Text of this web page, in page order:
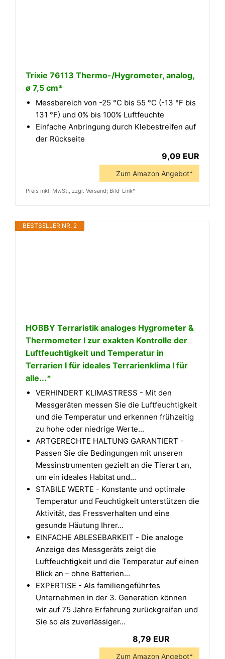
Trixie 76113 Thermo-/Hygrometer, analog,
ø 7,5 cm*
Messbereich von -25 °C bis 55 °C (-13 °F bis
131 °F) und 0% bis 100% Luftfeuchte
Einfache Anbringung durch Klebestreifen auf
der Rückseite
9,09 EUR
Zum Amazon Angebot*
Preis inkl. MwSt., zzgl. Versand; Bild-Link*
BESTSELLER NR. 2
HOBBY Terraristik analoges Hygrometer &
Thermometer I zur exakten Kontrolle der
Luftfeuchtigkeit und Temperatur in
Terrarien I für ideales Terrarienklima I für
alle...*
VERHINDERT KLIMASTRESS - Mit den
Messgeräten messen Sie die Luftfeuchtigkeit
und die Temperatur und erkennen frühzeitig
zu hohe oder niedrige Werte...
ARTGERECHTE HALTUNG GARANTIERT -
Passen Sie die Bedingungen mit unseren
Messinstrumenten gezielt an die Tierart an,
um ein ideales Habitat und...
STABILE WERTE - Konstante und optimale
Temperatur und Feuchtigkeit unterstützen die
Aktivität, das Fressverhalten und eine
gesunde Häutung Ihrer...
EINFACHE ABLESEBARKEIT - Die analoge
Anzeige des Messgeräts zeigt die
Luftfeuchtigkeit und die Temperatur auf einen
Blick an – ohne Batterien...
EXPERTISE - Als familiengeführtes
Unternehmen in der 3. Generation können
wir auf 75 Jahre Erfahrung zurückgreifen und
Sie so als zuverlässiger...
8,79 EUR
Zum Amazon Angebot*